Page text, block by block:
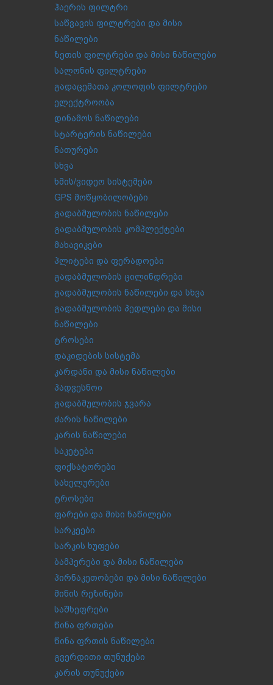
ჰაერის ფილტრი
საწვავის ფილტრები და მისი
ნაწილები
ზეთის ფილტრები და მისი ნაწილები
სალონის ფილტრები
გადაცემათა კოლოფის ფილტრები
ელექტროობა
დინამოს ნაწილები
სტარტერის ნაწილები
ნათურები
სხვა
ხმის/ვიდეო სისტემები
GPS მოწყობილობები
გადაბმულობის ნაწილები
გადაბმულობის კომპლექტები
მახავიკები
პლიტები და ფერადოები
გადაბმულობის ცილინდრები
გადაბმულობის ნაწილები და სხვა
გადაბმულობის პედლები და მისი
ნაწილები
ტროსები
დაკიდების სისტემა
კარდანი და მისი ნაწილები
პადვესნოი
გადაბმულობის ჯვარა
ძარის ნაწილები
კარის ნაწილები
საკეტები
ფიქსატორები
სახელურები
ტროსები
ფარები და მისი ნაწილები
სარკეები
სარკის ხუფები
ბამპერები და მისი ნაწილები
პირნაკეთობები და მისი ნაწილები
მინის რეზინები
საშხეფრები
წინა ფრთები
წინა ფრთის ნაწილები
გვერდითი თუნუქები
კარის თუნუქები